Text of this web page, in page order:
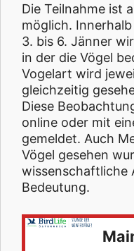
Die Teilnahme ist
möglich.
3. bis 6. Jänner
in der die Vögel
Vogelart wird
gleichzeitig
Diese
online oder mit
gemeldet. Auch
Vögel gesehen
wissenschaftliche
Bedeutung.